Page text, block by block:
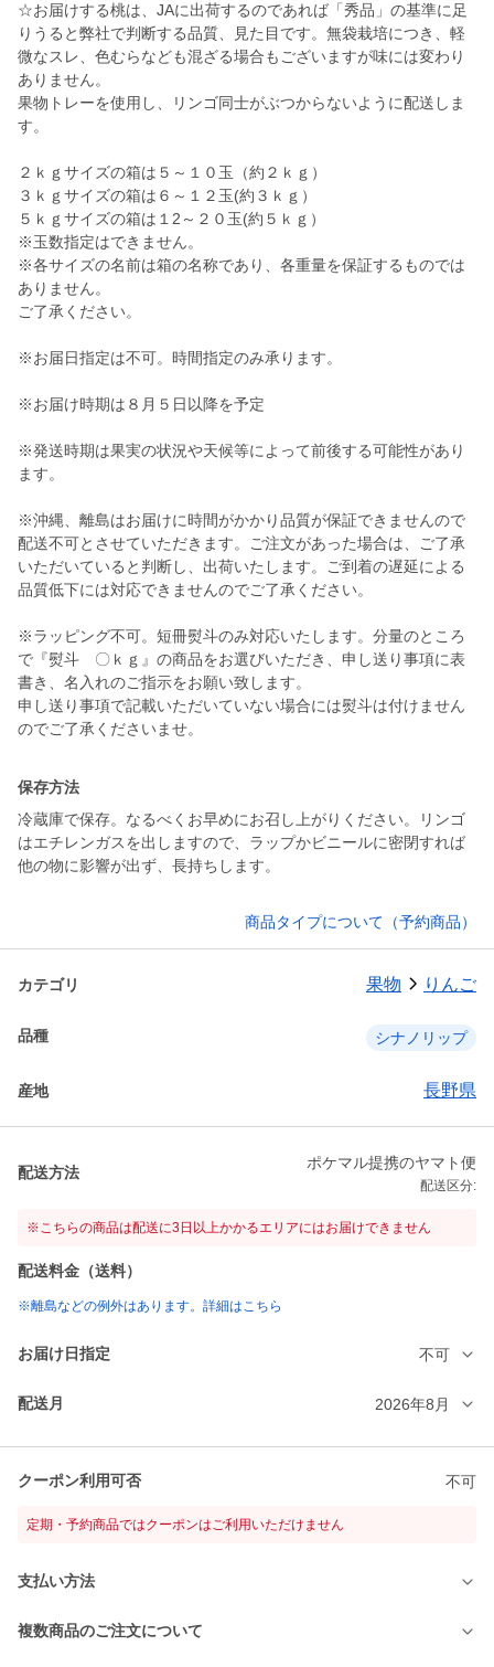
☆お届けする桃は、JAに出荷するのであれば「秀品」の基準に足
りうると弊社で判断する品質、見た目です。無袋栽培につき、軽
微なスレ、色むらなども混ざる場合もございますが味には変わり
ありません。
果物トレーを使用し、リンゴ同士がぶつからないように配送しま
す。
２ｋｇサイズの箱は５～１０玉（約２ｋｇ）
３ｋｇサイズの箱は６～１２玉(約３ｋｇ）
５ｋｇサイズの箱は１2～２０玉(約５ｋｇ）
※玉数指定はできません。
※各サイズの名前は箱の名称であり、各重量を保証するものでは
ありません。
ご了承ください。
※お届日指定は不可。時間指定のみ承ります。
※お届け時期は８月５日以降を予定
※発送時期は果実の状況や天候等によって前後する可能性があり
ます。
※沖縄、離島はお届けに時間がかかり品質が保証できませんので
配送不可とさせていただきます。ご注文があった場合は、ご了承
いただいていると判断し、出荷いたします。ご到着の遅延による
品質低下には対応できませんのでご了承ください。
※ラッピング不可。短冊熨斗のみ対応いたします。分量のところ
で『熨斗 〇ｋｇ』の商品をお選びいただき、申し送り事項に表
書き、名入れのご指示をお願い致します。
申し送り事項で記載いただいていない場合には熨斗は付けません
保存方法
冷蔵庫で保存。なるべくお早めにお召し上がりください。リンゴ
はエチレンガスを出しますので、ラップかビニールに密閉すれば
他の物に影響が出ず、長持ちします。
商品タイプについて（予約商品）
カテゴリ 果物 りんご
品種 シナノリップ
産地 長野県
配送方法
ポケマル提携のヤマト便
配送区分:
※こちらの商品は配送に3日以上かかるエリアにはお届けできません
配送料金（送料）
※離島などの例外はあります。詳細はこちら
お届け日指定 不可
配送月 2026年8月
クーポン利用可否 不可
定期・予約商品ではクーポンはご利用いただけません
支払い方法
複数商品のご注文について